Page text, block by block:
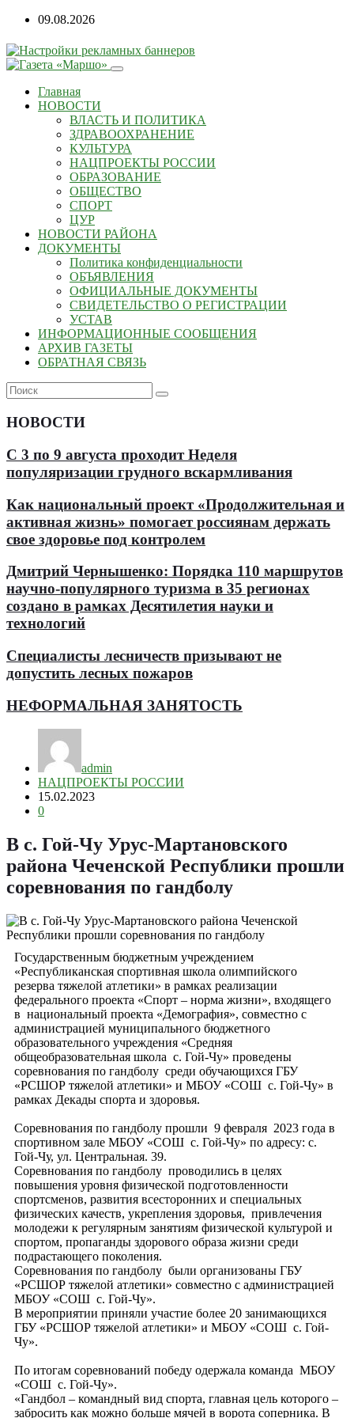
09.08.2026
Главная
НОВОСТИ
ВЛАСТЬ И ПОЛИТИКА
ЗДРАВООХРАНЕНИЕ
КУЛЬТУРА
НАЦПРОЕКТЫ РОССИИ
ОБРАЗОВАНИЕ
ОБЩЕСТВО
СПОРТ
ЦУР
НОВОСТИ РАЙОНА
ДОКУМЕНТЫ
Политика конфиденциальности
ОБЪЯВЛЕНИЯ
ОФИЦИАЛЬНЫЕ ДОКУМЕНТЫ
СВИДЕТЕЛЬСТВО О РЕГИСТРАЦИИ
УСТАВ
ИНФОРМАЦИОННЫЕ СООБЩЕНИЯ
АРХИВ ГАЗЕТЫ
ОБРАТНАЯ СВЯЗЬ
НОВОСТИ
С 3 по 9 августа проходит Неделя
популяризации грудного вскармливания
Как национальный проект «Продолжительная и
активная жизнь» помогает россиянам держать
свое здоровье под контролем
Дмитрий Чернышенко: Порядка 110 маршрутов
научно-популярного туризма в 35 регионах
создано в рамках Десятилетия науки и
технологий
Специалисты лесничеств призывают не
допустить лесных пожаров
НЕФОРМАЛЬНАЯ ЗАНЯТОСТЬ
admin
НАЦПРОЕКТЫ РОССИИ
15.02.2023
0
В с. Гой-Чу Урус-Мартановского
района Чеченской Республики прошли
соревнования по гандболу
Государственным бюджетным учреждением
«Республиканская спортивная школа олимпийского
резерва тяжелой атлетики» в рамках реализации
федерального проекта «Спорт – норма жизни», входящего
в национальный проекта «Демография», совместно с
администрацией муниципального бюджетного
образовательного учреждения «Средняя
общеобразовательная школа с. Гой-Чу» проведены
соревнования по гандболу среди обучающихся ГБУ
«РСШОР тяжелой атлетики» и МБОУ «СОШ с. Гой-Чу» в
рамках Декады спорта и здоровья.
Соревнования по гандболу прошли 9 февраля 2023 года в
спортивном зале МБОУ «СОШ с. Гой-Чу» по адресу: с.
Гой-Чу, ул. Центральная. 39.
Соревнования по гандболу проводились в целях
повышения уровня физической подготовленности
спортсменов, развития всесторонних и специальных
физических качеств, укрепления здоровья, привлечения
молодежи к регулярным занятиям физической культурой и
спортом, пропаганды здорового образа жизни среди
подрастающего поколения.
Соревнования по гандболу были организованы ГБУ
«РСШОР тяжелой атлетики» совместно с администрацией
МБОУ «СОШ с. Гой-Чу».
В мероприятии приняли участие более 20 занимающихся
ГБУ «РСШОР тяжелой атлетики» и МБОУ «СОШ с. Гой-
Чу».
По итогам соревнований победу одержала команда МБОУ
«СОШ с. Гой-Чу».
«Гандбол – командный вид спорта, главная цель которого –
забросить как можно больше мячей в ворота соперника. В